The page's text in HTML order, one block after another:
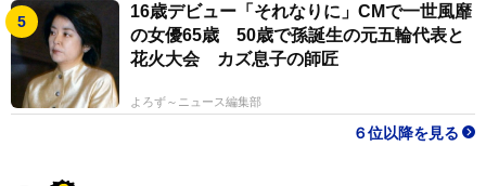
16歳デビュー「それなりに」CMで一世風靡
の女優65歳 50歳で孫誕生の元五輪代表と
花火大会 カズ息子の師匠
よろず～ニュース編集部
６位以降を見る